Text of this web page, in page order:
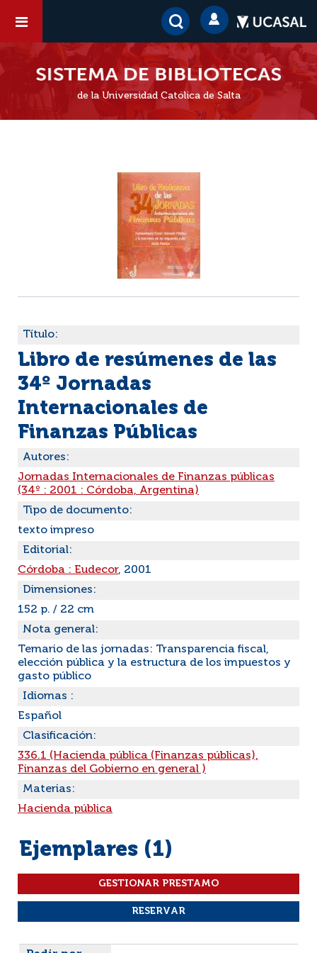
de la Universidad Católica de Salta
Título:
Libro de resúmenes de las
34º Jornadas
Internacionales de
Finanzas Públicas
Autores:
Jornadas Internacionales de Finanzas públicas
(34º : 2001 : Córdoba, Argentina)
Tipo de documento:
texto impreso
Editorial:
Córdoba : Eudecor, 2001
Dimensiones:
152 p. / 22 cm
Nota general:
Temario de las jornadas: Transparencia fiscal,
elección pública y la estructura de los impuestos y
gasto público
Idiomas :
Español
Clasificación:
336.1 (Hacienda pública (Finanzas públicas),
Finanzas del Gobierno en general )
Materias:
Hacienda pública
Ejemplares (1)
Liste des exemplaires